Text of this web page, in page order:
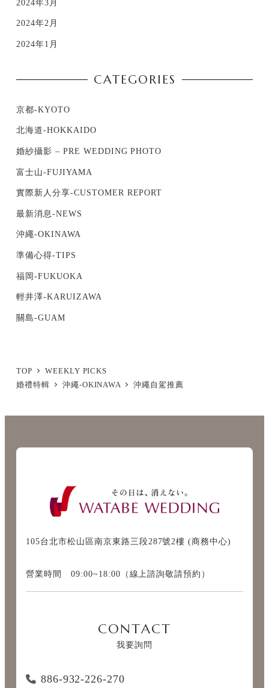
2024年3月
2024年2月
2024年1月
CATEGORIES
京都-KYOTO
北海道-HOKKAIDO
婚紗攝影 – PRE WEDDING PHOTO
富士山-FUJIYAMA
實際新人分享-CUSTOMER REPORT
最新消息-NEWS
沖繩-OKINAWA
準備心得-TIPS
福岡-FUKUOKA
輕井澤-KARUIZAWA
關島-GUAM
TOP
WEEKLY PICKS
婚禮特輯
沖繩-OKINAWA 沖繩自駕推薦
105台北市松山區南京東路三段287號2樓 (商務中心)
營業時間 09:00~18:00（線上諮詢敬請預約）
CONTACT
我要詢問
886-932-226-270